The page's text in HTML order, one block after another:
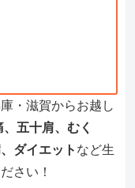
・滋賀からお越し
五十肩、むく
ダイエット など生
さい！